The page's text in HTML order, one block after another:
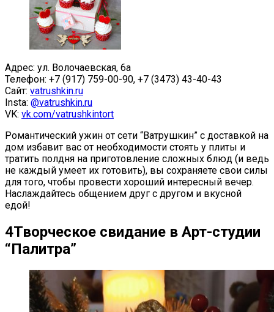
Адрес: ул. Волочаевская, 6а
Телефон: +7 (917) 759-00-90, +7 (3473) 43-40-43
Сайт: vatrushkin.ru
Insta: @vatrushkin.ru
VK: vk.com/vatrushkintort
Романтический ужин от сети “Ватрушкин” с доставкой на
дом избавит вас от необходимости стоять у плиты и
тратить полдня на приготовление сложных блюд (и ведь
не каждый умеет их готовить), вы сохраняете свои силы
для того, чтобы провести хороший интересный вечер.
Наслаждайтесь общением друг с другом и вкусной
едой!
4Творческое свидание в Арт-студии
“Палитра”